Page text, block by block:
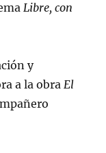
Libre, con
y
a la obraEl